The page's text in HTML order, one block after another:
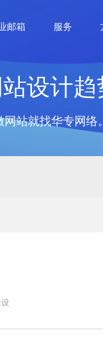
邮箱 服务
设计趋
站就找华专网络。